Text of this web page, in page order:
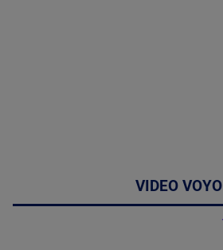
VIDEO VOYO